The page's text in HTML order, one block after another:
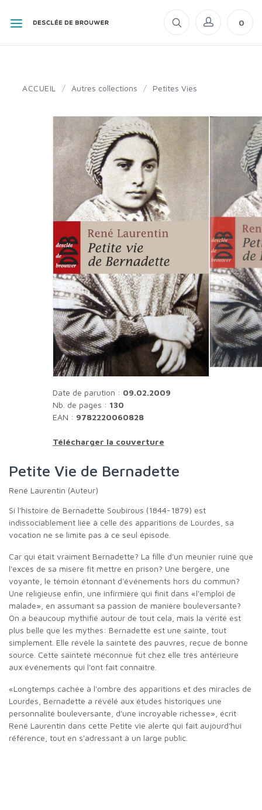
0
ACCUEIL / Autres collections / Petites Vies
Date de parution : 09.02.2009
Nb. de pages : 130
EAN : 9782220060828
Télécharger la couverture
Petite Vie de Bernadette
René Laurentin (Auteur)
Si l'histoire de Bernadette Soubirous (1844-1879) est
indissociablement liée à celle des apparitions de Lourdes, sa
vocation ne se limite pas à ce seul épisode.
Car qui était vraiment Bernadette? La fille d'un meunier ruiné que
l'excès de sa misère fit mettre en prison? Une bergère, une
voyante, le témoin étonnant d'événements hors du commun?
Une religieuse enfin, une infirmière qui finit dans «l'emploi de
malade», en assumant sa passion de manière bouleversante?
On a beaucoup mythifié autour de tout cela, mais la vérité est
plus belle que les mythes: Bernadette est une sainte, tout
simplement. Elle révèle la sainteté des pauvres, reçue de bonne
source. Cette sainteté méconnue fut chez elle très antérieure
aux événements qui l'ont fait connaître.
«Longtemps cachée à l'ombre des apparitions et des miracles de
Lourdes, Bernadette a révélé aux études historiques une
personnalité bouleversante, d'une incroyable richesse», écrit
René Laurentin dans cette Petite vie alerte qui fait aujourd'hui
référence, tout en s'adressant à un large public.